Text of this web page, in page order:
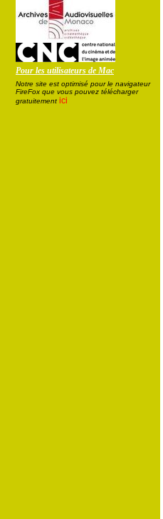
Pour les utilisateurs de Mac
Notre site est optimisé pour le navigateur
FireFox que vous pouvez télécharger
gratuitement ici